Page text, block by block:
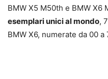
BMW X5 M50th e BMW X6
esemplari unici al mondo,
BMW X6, numerate da 00 a